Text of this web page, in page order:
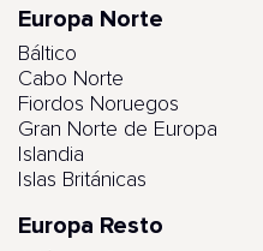
Europa Norte
Báltico
Cabo Norte
Fiordos Noruegos
Gran Norte de Europa
Islandia
Islas Británicas
Europa Resto